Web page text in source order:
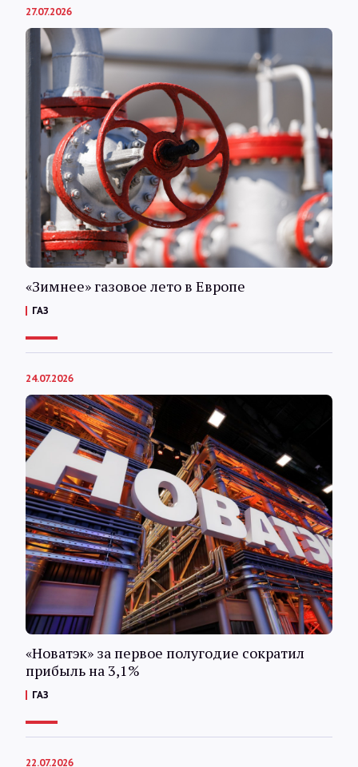
27.07.2026
«Зимнее» газовое лето в Европе
ГАЗ
24.07.2026
«Новатэк» за первое полугодие сократил
прибыль на 3,1%
ГАЗ
22.07.2026